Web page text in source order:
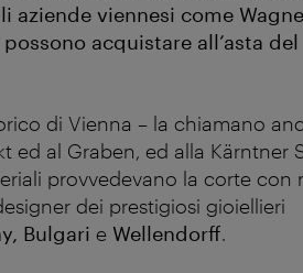
aziende viennesi come
acquistare all’asta del
di Vienna – la chiamano
ed al Graben, ed alla Kärntner
provvedevano la corte con
dei prestigiosi gioiellieri
Bulgari e Wellendorff.